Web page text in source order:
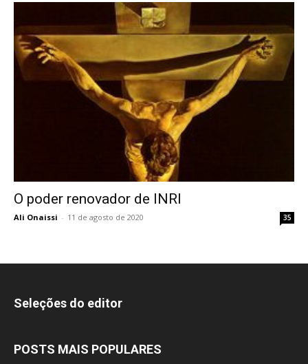
O poder renovador de INRI
Ali Onaissi - 11 de agosto de 2020 35
Seleções do editor
POSTS MAIS POPULARES